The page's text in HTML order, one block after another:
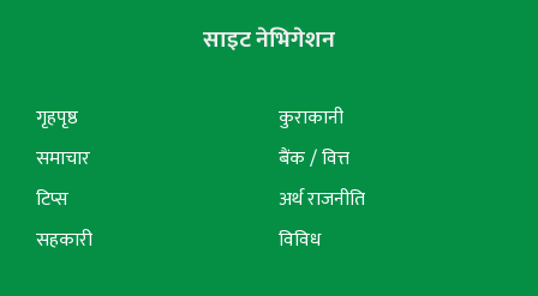
साइट नेभिगेशन
गृहपृष्ठ
समाचार
टिप्स
सहकारी
कुराकानी
बैंक / वित्त
अर्थ राजनीति
विविध